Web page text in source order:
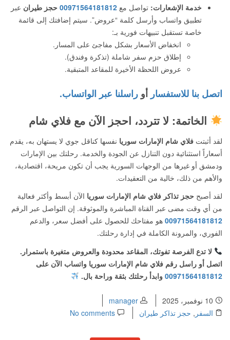
خدمة الإشعارات: تواصل مع 00971564181812 حجز طيران عبر
تطبيق واتساب وأرسل كلمة “عروض”. سيتم إضافتك إلى قائمة
خاصة تستقبل تنبيهات فورية بـ:
انخفاض الأسعار بشكل مفاجئ على المسار.
إطلاق حزم سفر شاملة (تذكرة وفندق).
عروض اللحظة الأخيرة للمقاعد المتبقية.
اتصل بنا للاستفسار أو راسلنا عبر الواتساب.
الخاتمة: لا تتردد، احجز الآن مع فلاي شام
لقد أثبتت فلاي شام الإمارات سوريا نفسها كناقل جوي لا يستهان به، يقدم
أسعاراً استثنائية دون التنازل عن الجودة والخدمة. رحلتك بين الإمارات
ودمشق أو غيرها من الوجهات السورية يجب أن تكون مريحة، اقتصادية،
والأهم من ذلك، خالية من التعقيدات.
لقد أصبح حجز تذاكر فلاي شام الإمارات سوريا الآن أبسط وأكثر فعالية
من أي وقت مضى عبر القناة المباشرة والموثوقة. إن التواصل عبر الرقم
00971564181812 هو مفتاحك للحصول على أفضل سعر، والدعم
الفوري، والمرونة الكاملة في إدارة رحلتك.
لا تدع الفرصة تفوتك، المقاعد محدودة والعروض متغيرة باستمرار.
اتصل أو راسل رقم فلاي شام الإمارات سوريا واتساب الآن على
00971564181812 وابدأ رحلتك بثقة وراحة بال.
manager
السفر , حجز تذاكر طيران No comments